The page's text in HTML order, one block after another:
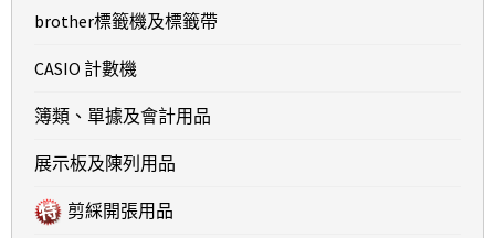
brother標籤機及標籤帶
CASIO 計數機
簿類、單據及會計用品
展示板及陳列用品
剪綵開張用品